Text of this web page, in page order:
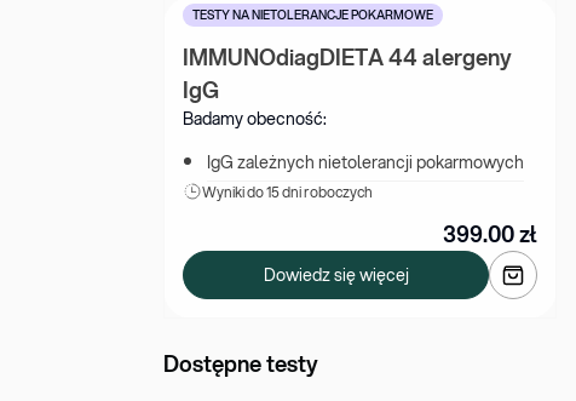
TESTY NA NIETOLERANCJE POKARMOWE
IMMUNOdiagDIETA 44 alergeny
IgG
Badamy obecność:
IgG zależnych nietolerancji pokarmowych
Wyniki do 15 dni roboczych
399.00zł
Dowiedz się więcej
Dostępne testy